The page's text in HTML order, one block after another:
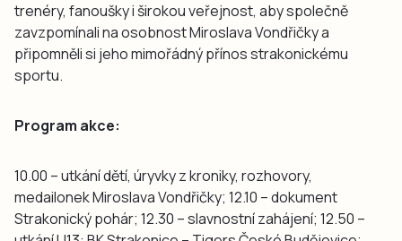
trenéry, fanoušky i širokou veřejnost, aby společně
zavzpomínali na osobnost Miroslava Vondřičky a
připomněli si jeho mimořádný přínos strakonickému
sportu.
Program akce:
10.00 – utkání dětí, úryvky z kroniky, rozhovory,
medailonek Miroslava Vondřičky; 12.10 – dokument
Strakonický pohár; 12.30 – slavnostní zahájení; 12.50 –